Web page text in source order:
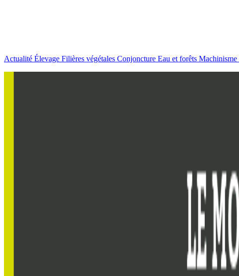
Actualité Élevage Filières végétales Conjoncture Eau et forêts Machinisme